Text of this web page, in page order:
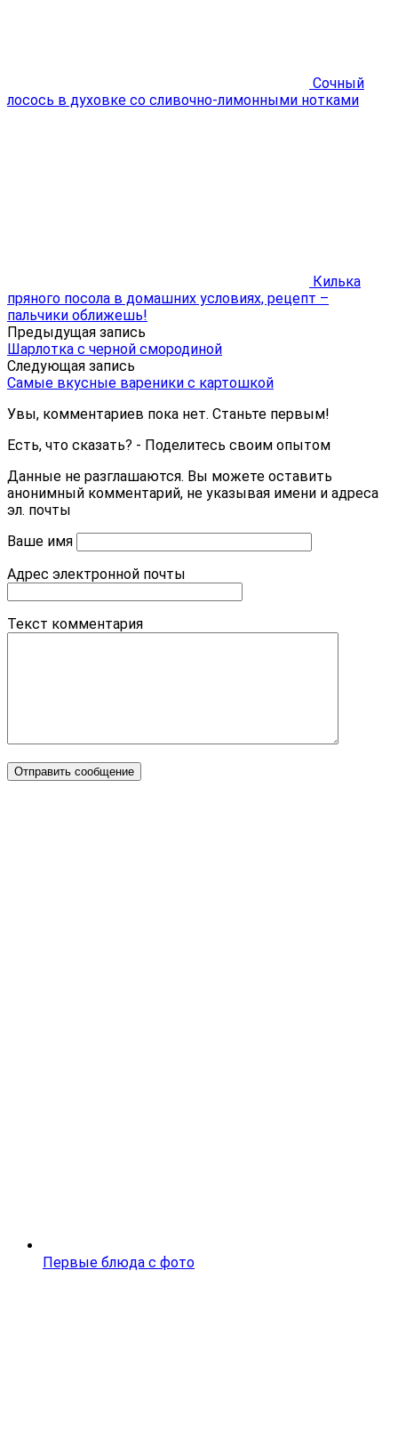
Сочный
лосось в духовке со сливочно-лимонными нотками
Килька
пряного посола в домашних условиях, рецепт –
пальчики оближешь!
Предыдущая запись
Шарлотка с черной смородиной
Следующая запись
Самые вкусные вареники с картошкой
Увы, комментариев пока нет. Станьте первым!
Есть, что сказать? - Поделитесь своим опытом
Данные не разглашаются. Вы можете оставить
анонимный комментарий, не указывая имени и адреса
эл. почты
Ваше имя
Адрес электронной почты
Текст комментария
Первые блюда с фото